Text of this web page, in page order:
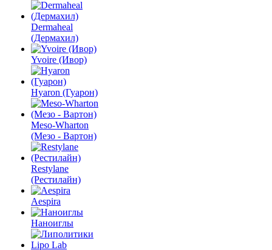
Dermaheal
(Дермахил)
Yvoire (Ивор)
Hyaron (Гуарон)
Meso-Wharton
(Мезо - Вартон)
Restylane
(Рестилайн)
Aespira
Наноиглы